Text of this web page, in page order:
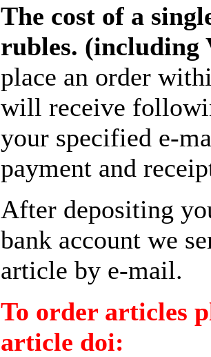
The cost of a
rubles. (including
place an order
will receive
your specified e-
payment and
After depositing
bank account we
article by e-mail.
To order articles
article doi: